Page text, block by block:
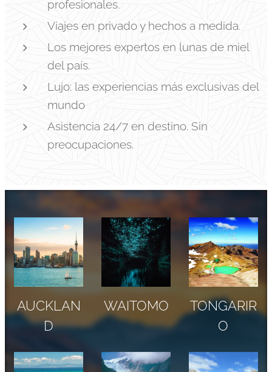
profesionales.
Viajes en privado y hechos a medida.
Los mejores expertos en lunas de miel
del país.
Lujo: las experiencias más exclusivas del
mundo
Asistencia 24/7 en destino. Sin
preocupaciones.
AUCKLAN
D
WAITOMO
TONGARIR
O